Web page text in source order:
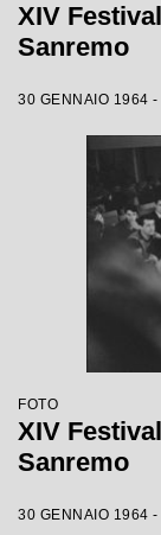
XIV
Sanremo
30 GENNAIO 1964
FOTO
XIV
Sanremo
30 GENNAIO 1964